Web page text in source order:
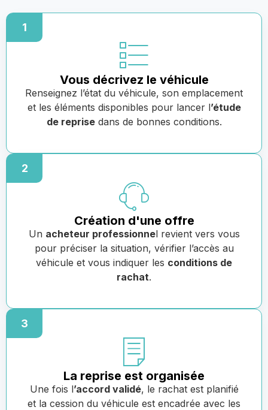
1
Vous décrivez le véhicule
Renseignez l’état du véhicule, son emplacement
et les éléments disponibles pour lancer l’étude
de reprisedans de bonnes conditions.
2
Création d'une offre
Un acheteur professionnel revient vers vous
pour préciser la situation, vérifier l’accès au
véhicule et vous indiquer les conditions de
rachat.
3
La reprise est organisée
Une fois l’accord validé, le rachat est planifié
et la cession du véhicule est encadrée avec les